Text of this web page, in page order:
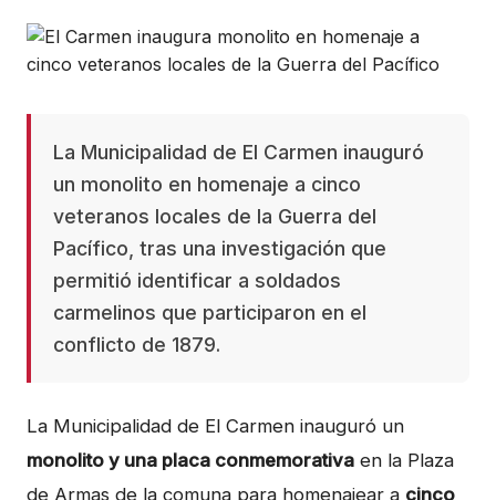
La Municipalidad de El Carmen inauguró
un monolito en homenaje a cinco
veteranos locales de la Guerra del
Pacífico, tras una investigación que
permitió identificar a soldados
carmelinos que participaron en el
conflicto de 1879.
La Municipalidad de El Carmen inauguró un
monolito y una placa conmemorativa en la Plaza
de Armas de la comuna para homenajear a cinco